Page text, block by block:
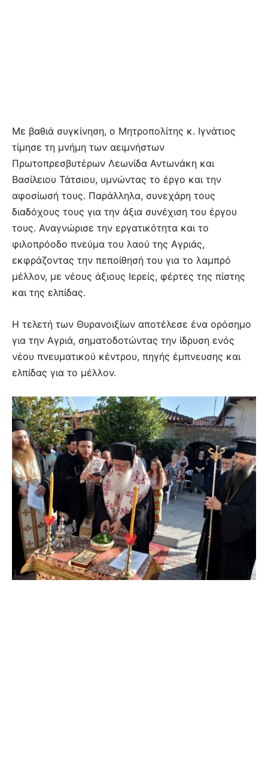
Με βαθιά συγκίνηση, ο Μητροπολίτης κ. Ιγνάτιος
τίμησε τη μνήμη των αειμνήστων
Πρωτοπρεσβυτέρων Λεωνίδα Αντωνάκη και
Βασίλειου Τάτσιου, υμνώντας το έργο και την
αφοσίωσή τους. Παράλληλα, συνεχάρη τους
διαδόχους τους για την άξια συνέχιση του έργου
τους. Αναγνώρισε την εργατικότητα και το
φιλοπρόοδο πνεύμα του λαού της Αγριάς,
εκφράζοντας την πεποίθησή του για το λαμπρό
μέλλον, με νέους άξιους Ιερείς, φέρτες της πίστης
και της ελπίδας.
Η τελετή των Θυρανοιξίων αποτέλεσε ένα ορόσημο
για την Αγριά, σηματοδοτώντας την ίδρυση ενός
νέου πνευματικού κέντρου, πηγής έμπνευσης και
ελπίδας για το μέλλον.